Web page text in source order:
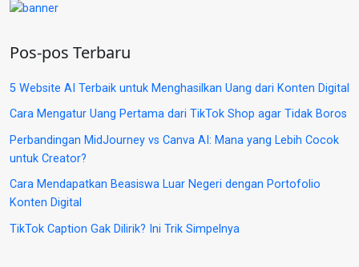
Pos-pos Terbaru
5 Website AI Terbaik untuk Menghasilkan Uang dari Konten Digital
Cara Mengatur Uang Pertama dari TikTok Shop agar Tidak Boros
Perbandingan MidJourney vs Canva AI: Mana yang Lebih Cocok
untuk Creator?
Cara Mendapatkan Beasiswa Luar Negeri dengan Portofolio
Konten Digital
TikTok Caption Gak Dilirik? Ini Trik Simpelnya